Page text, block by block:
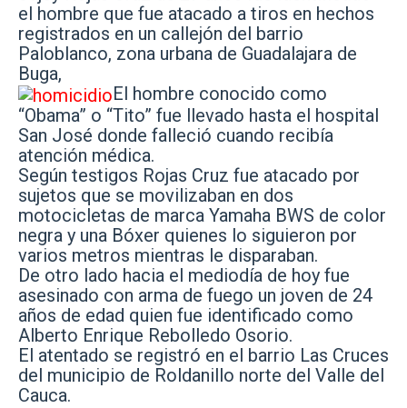
el hombre que fue atacado a tiros en hechos
registrados en un callejón del barrio
Paloblanco, zona urbana de Guadalajara de
Buga,
El hombre conocido como
“Obama” o “Tito” fue llevado hasta el hospital
San José donde falleció cuando recibía
atención médica.
Según testigos Rojas Cruz fue atacado por
sujetos que se movilizaban en dos
motocicletas de marca Yamaha BWS de color
negra y una Bóxer quienes lo siguieron por
varios metros mientras le disparaban.
De otro lado hacia el mediodía de hoy fue
asesinado con arma de fuego un joven de 24
años de edad quien fue identificado como
Alberto Enrique Rebolledo Osorio.
El atentado se registró en el barrio Las Cruces
del municipio de Roldanillo norte del Valle del
Cauca.